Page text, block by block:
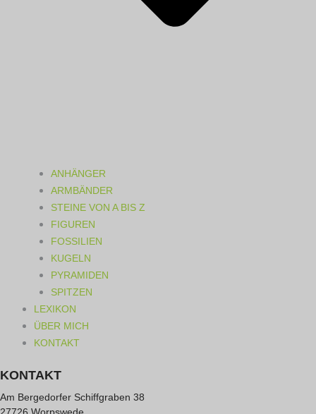
ANHÄNGER
ARMBÄNDER
STEINE VON A BIS Z
FIGUREN
FOSSILIEN
KUGELN
PYRAMIDEN
SPITZEN
LEXIKON
ÜBER MICH
KONTAKT
KONTAKT
Am Bergedorfer Schiffgraben 38
27726 Worpswede